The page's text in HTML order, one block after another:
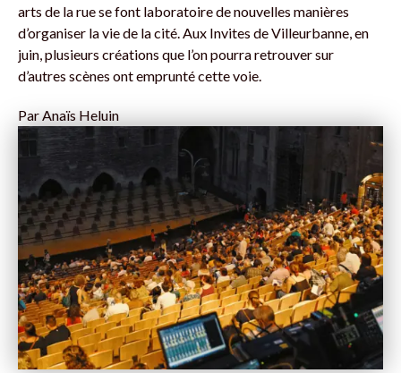
arts de la rue se font laboratoire de nouvelles manières
d’organiser la vie de la cité. Aux Invites de Villeurbanne, en
juin, plusieurs créations que l’on pourra retrouver sur
d’autres scènes ont emprunté cette voie.
ParAnaïs Heluin